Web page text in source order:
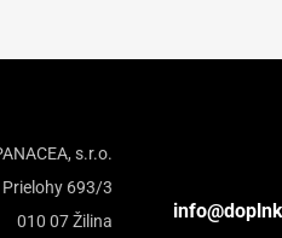
s.r.o.
Prielohy 693/3
010 07 Žilina